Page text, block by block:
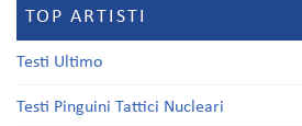
TOP ARTISTI
Testi Ultimo
Testi Pinguini Tattici Nucleari